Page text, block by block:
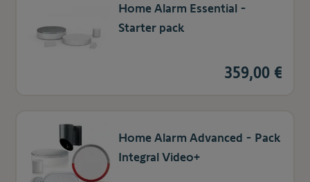
Home Alarm Essential -
Starter pack
359,00 €
Home Alarm Advanced - Pack
Integral Video+